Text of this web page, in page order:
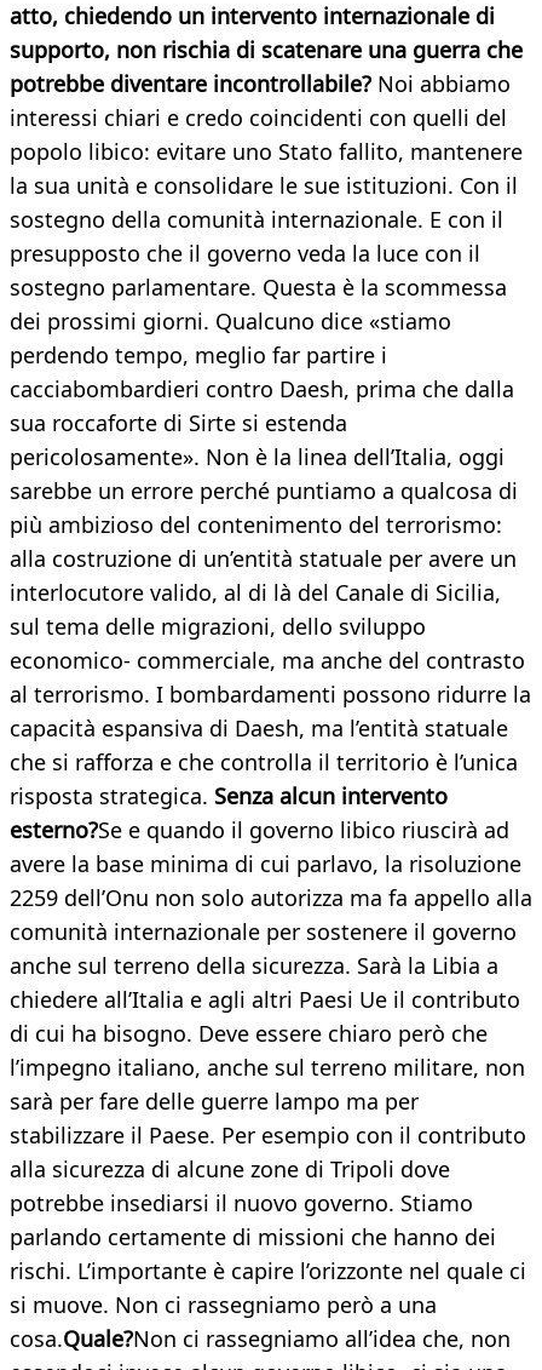
atto, chiedendo un intervento internazionale di
supporto, non rischia di scatenare una guerra che
potrebbe diventare incontrollabile? Noi abbiamo
interessi chiari e credo coincidenti con quelli del
popolo libico: evitare uno Stato fallito, mantenere
la sua unità e consolidare le sue istituzioni. Con il
sostegno della comunità internazionale. E con il
presupposto che il governo veda la luce con il
sostegno parlamentare. Questa è la scommessa
dei prossimi giorni. Qualcuno dice «stiamo
perdendo tempo, meglio far partire i
cacciabombardieri contro Daesh, prima che dalla
sua roccaforte di Sirte si estenda
pericolosamente». Non è la linea dell’Italia, oggi
sarebbe un errore perché puntiamo a qualcosa di
più ambizioso del contenimento del terrorismo:
alla costruzione di un’entità statuale per avere un
interlocutore valido, al di là del Canale di Sicilia,
sul tema delle migrazioni, dello sviluppo
economico- commerciale, ma anche del contrasto
al terrorismo. I bombardamenti possono ridurre la
capacità espansiva di Daesh, ma l’entità statuale
che si rafforza e che controlla il territorio è l’unica
risposta strategica. Senza alcun intervento
esterno?Se e quando il governo libico riuscirà ad
avere la base minima di cui parlavo, la risoluzione
2259 dell’Onu non solo autorizza ma fa appello alla
comunità internazionale per sostenere il governo
anche sul terreno della sicurezza. Sarà la Libia a
chiedere all’Italia e agli altri Paesi Ue il contributo
di cui ha bisogno. Deve essere chiaro però che
l’impegno italiano, anche sul terreno militare, non
sarà per fare delle guerre lampo ma per
stabilizzare il Paese. Per esempio con il contributo
alla sicurezza di alcune zone di Tripoli dove
potrebbe insediarsi il nuovo governo. Stiamo
parlando certamente di missioni che hanno dei
rischi. L’importante è capire l’orizzonte nel quale ci
si muove. Non ci rassegniamo però a una
cosa.Quale?Non ci rassegniamo all’idea che, non